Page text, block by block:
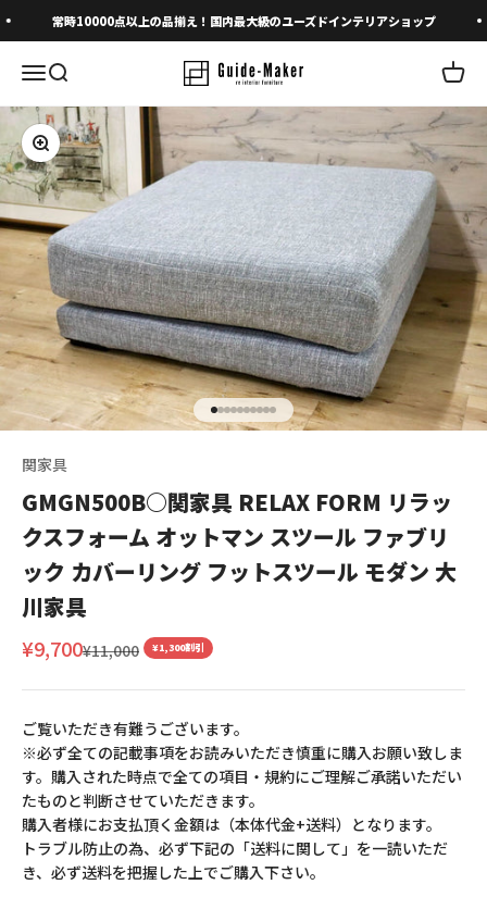
コンテンツへスキップ
常時10000点以上の品揃え！国内最大級のユーズドインテリアショップ
メニューを開く
検索を開く カー
ズームイン
I18n Error: Missing interpolation
I18n Error: Missing interpolation
I18n Error: Missing interpolation
I18n Error: Missing interpolation
I18n Error: Missing interpolation
I18n Error: Missing interpolation
I18n Error: Missing
I18n Error: Missing
I18n Error: Missing
I18n Error: Missing
関家具
GMGN500B○関家具 RELAX FORM リラッ
クスフォーム オットマン スツール ファブリ
ック カバーリング フットスツール モダン 大
川家具
セール価格
¥9,700通常価格
¥11,000 ¥1,300割引
ご覧いただき有難うございます。
※必ず全ての記載事項をお読みいただき慎重に購入お願い致しま
す。購入された時点で全ての項目・規約にご理解ご承諾いただい
たものと判断させていただきます。
購入者様にお支払頂く金額は（本体代金+送料）となります。
トラブル防止の為、必ず下記の「送料に関して」を一読いただ
き、必ず送料を把握した上でご購入下さい。